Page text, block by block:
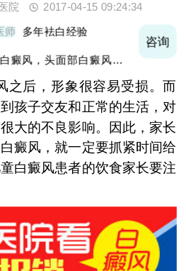
院 2017-04-15 09:24:34
师 多年袪白经验
癜风，头面部白癜风，青
咨询
后，形象很容易受损。而
孩子交友和正常的生活，对
大的不良影响。因此，家长
癜风，就一定要抓紧时间给
白癜风患者的饮食家长要注